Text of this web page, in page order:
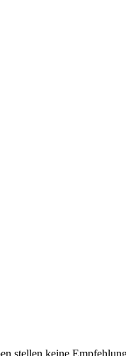
stellen keine